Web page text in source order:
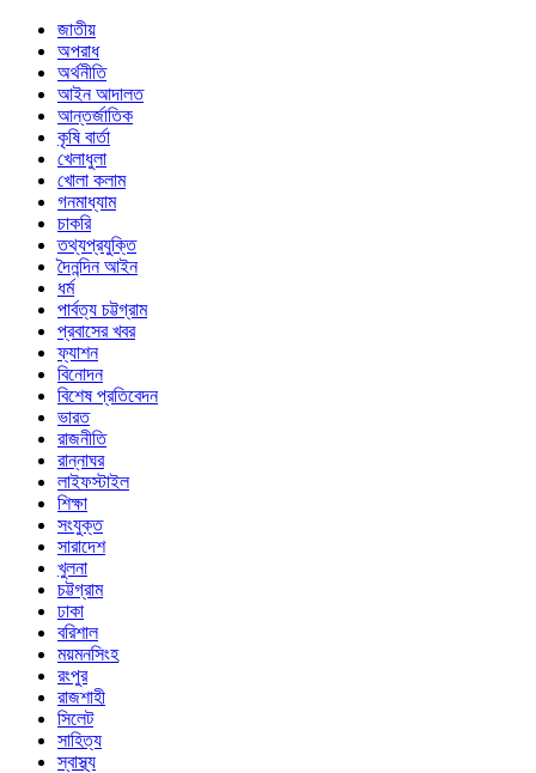
জাতীয়
অপরাধ
অর্থনীতি
আইন আদালত
আন্তর্জাতিক
কৃষি বার্তা
খেলাধুলা
খোলা কলাম
গনমাধ্যাম
চাকরি
তথ্যপ্রযুক্তি
দৈনন্দিন আইন
ধর্ম
পার্বত্য চট্টগ্রাম
প্রবাসের খবর
ফ্যাশন
বিনোদন
বিশেষ প্রতিবেদন
ভারত
রাজনীতি
রান্নাঘর
লাইফস্টাইল
শিক্ষা
সংযুক্ত
সারাদেশ
খুলনা
চট্টগ্রাম
ঢাকা
বরিশাল
ময়মনসিংহ
রংপুর
রাজশাহী
সিলেট
সাহিত্য
স্বাস্থ্য